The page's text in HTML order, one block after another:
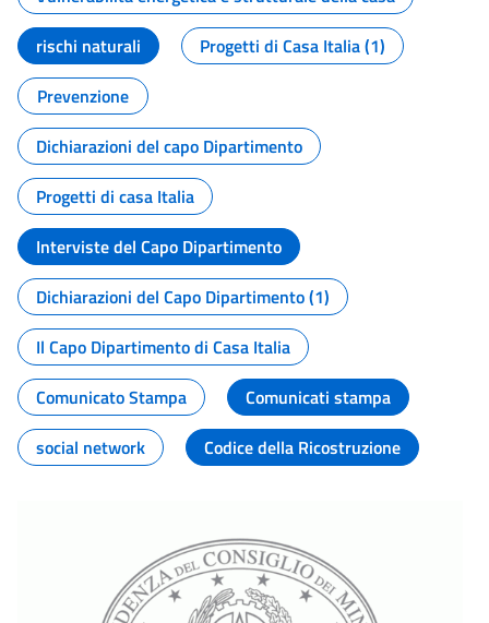
rischi naturali
Progetti di Casa Italia (1)
Prevenzione
Dichiarazioni del capo Dipartimento
Progetti di casa Italia
Interviste del Capo Dipartimento
Dichiarazioni del Capo Dipartimento (1)
Il Capo Dipartimento di Casa Italia
Comunicato Stampa
Comunicati stampa
social network
Codice della Ricostruzione